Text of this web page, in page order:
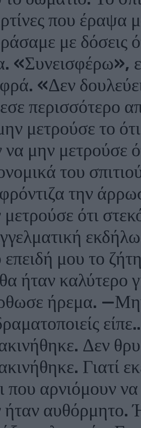
που έραψα
με δόσεις
«Συνεισφέρω»,
«Δεν
περισσότερο
μετρούσε το
μην μετρούσε
του
την
μετρούσε ότι
επειδή μου το
ήταν καλύτερο
ήρεμα.
Δεν
Γιατί
που αρνιόμουν
ήταν αυθόρμητο.